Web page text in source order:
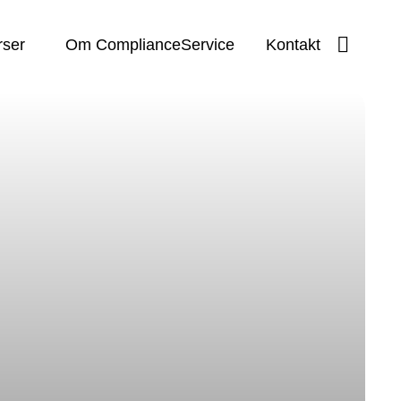
Om ComplianceService Kontaktsearch